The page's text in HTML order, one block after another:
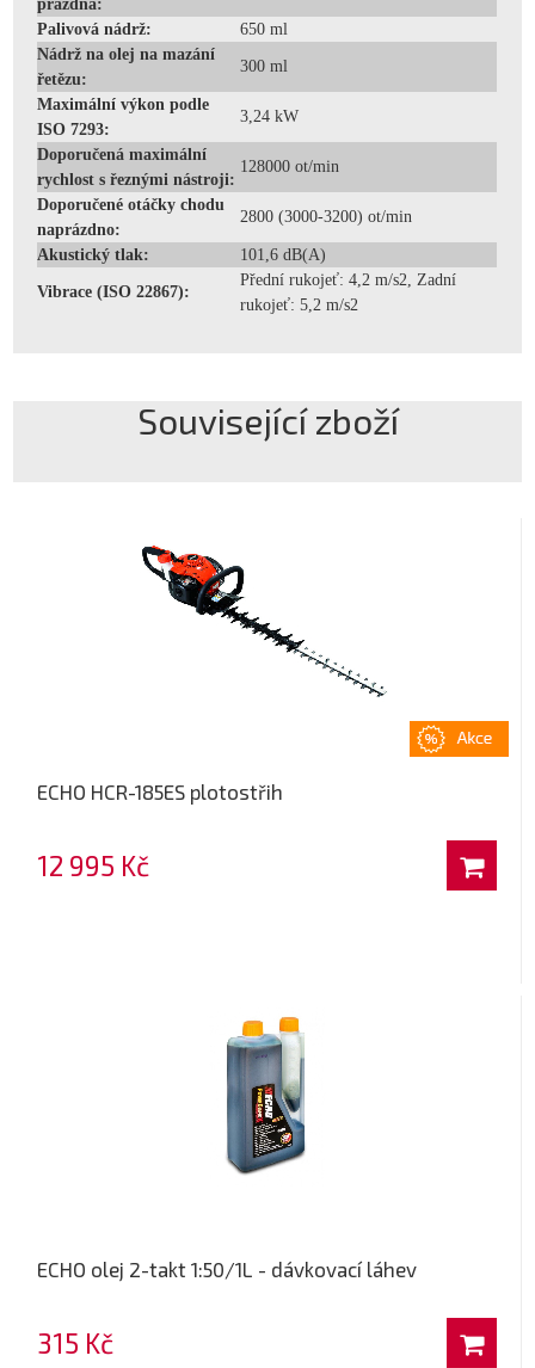
prázdná:
Palivová nádrž:
650 ml
Nádrž na olej na mazání
řetězu:
300 ml
Maximální výkon podle
ISO 7293:
3,24 kW
Doporučená maximální
rychlost s řeznými nástroji:
128000 ot/min
Doporučené otáčky chodu
naprázdno:
2800 (3000-3200) ot/min
Akustický tlak: 101,6 dB(A)
Vibrace (ISO 22867):
Přední rukojeť: 4,2 m/s2, Zadní
rukojeť: 5,2 m/s2
Související zboží
ECHO HCR-185ES plotostřih
12 995 Kč
ECHO olej 2-takt 1:50/1L - dávkovací láhev
315 Kč